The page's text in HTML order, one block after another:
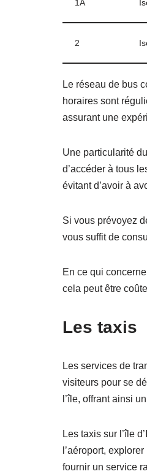
1A
2
Le réseau de bus
horaires sont
assurant une
Une particularité
d’accéder à tous
évitant d’avoir à
Si vous prévoyez
vous suffit de
En ce qui
cela peut être
Les taxis
Les services de
visiteurs pour se
l’île, offrant ainsi
Les taxis sur l’île
l’aéroport,
fournir un service